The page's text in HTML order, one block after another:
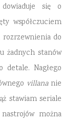
się o
współczuciem
do
żadnych stanów
detale. Nagłego
villana nie
stawiam seriale
można